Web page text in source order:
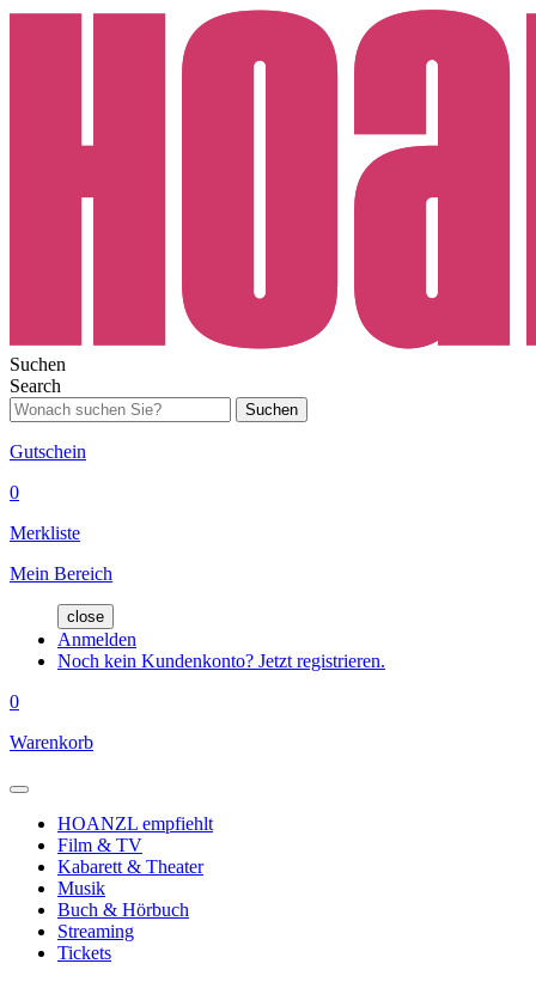
Suchen
Search
Suchen
Gutschein
0
Merkliste
Mein Bereich
close
Anmelden
Noch kein Kundenkonto? Jetzt registrieren.
0
Warenkorb
HOANZL empfiehlt
Film & TV
Kabarett & Theater
Musik
Buch & Hörbuch
Streaming
Tickets